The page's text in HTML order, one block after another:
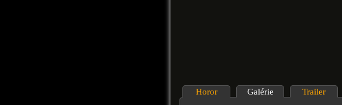
Horor Galérie Trailer